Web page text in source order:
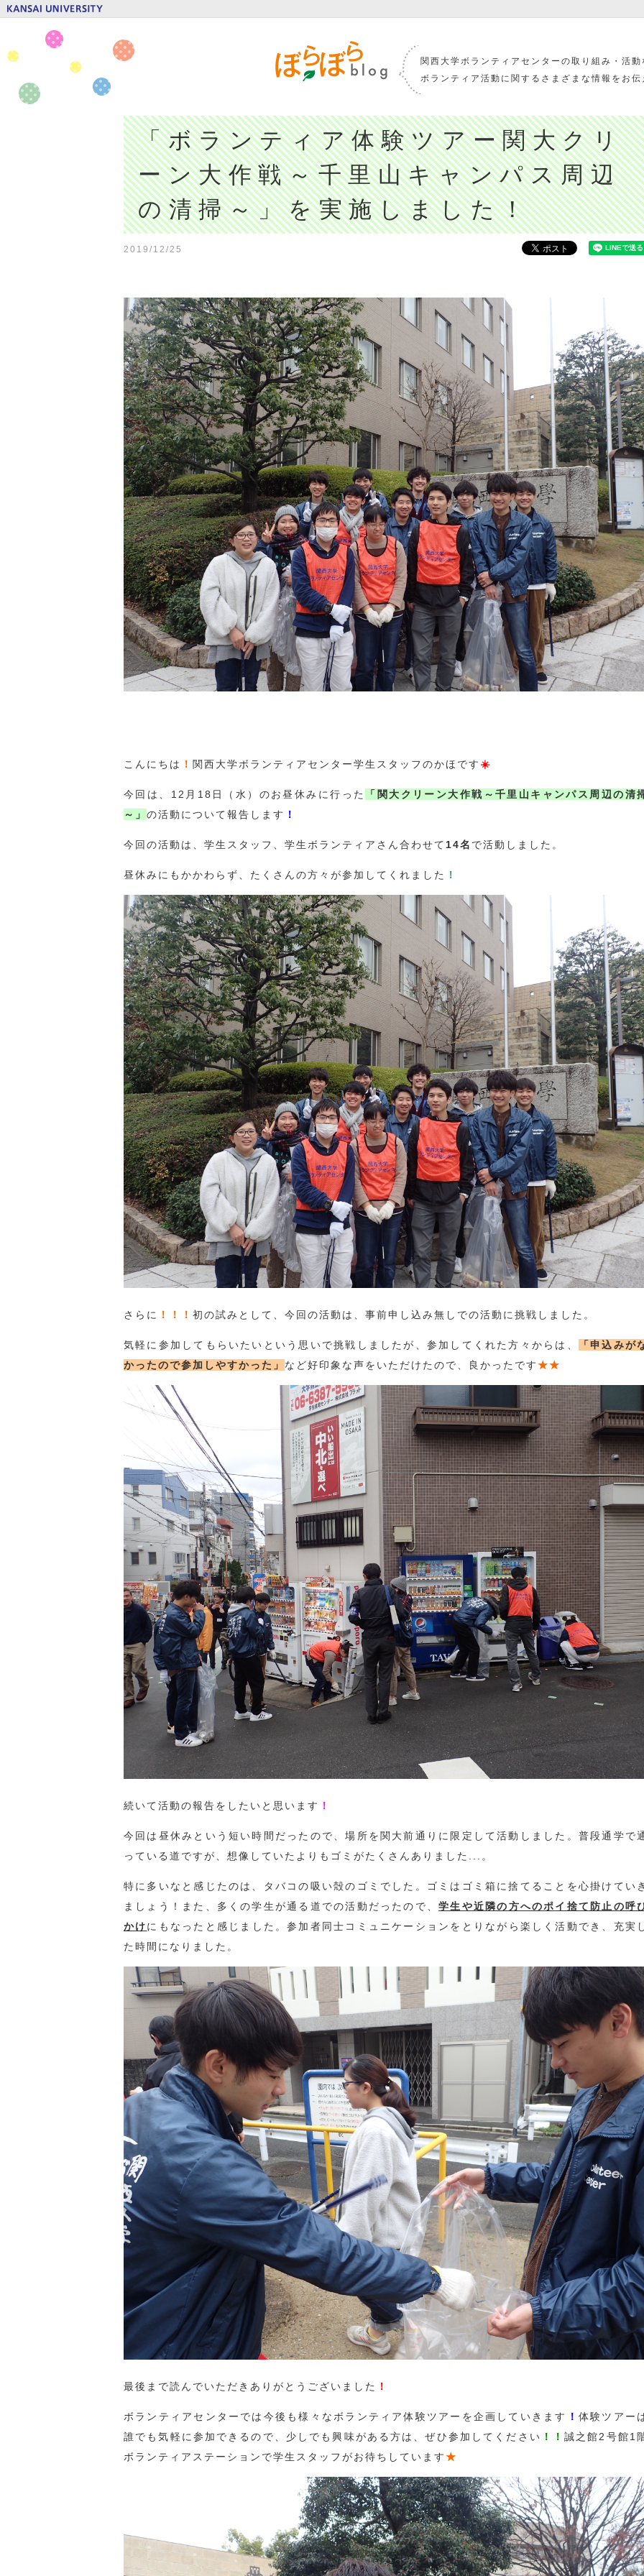
関西大学ボランティアセンターの取り組み・活動
ボランティア活動に関するさまざまな情報をお
「ボランティア体験ツアー関大クリ
ーン大作戦～千里山キャンパス周辺
の清掃～」を実施しました！
2019/12/25
こんにちは ！ 関西大学ボランティアセンター学生スタッフのかほです ☀️
今回は、12月18日（水）のお昼休みに行った
「関大クリーン大作戦～千里山キャンパス周辺の清
～」 の活動について報告します ！
今回の活動は、学生スタッフ、学生ボランティアさん合わせて 14名 で活動しました。
昼休みにもかかわらず、たくさんの方々が参加してくれました ！
さらに ！！！ 初の試みとして、今回の活動は、事前申し込み無しでの活動に挑戦しました。
気軽に参加してもらいたいという思いで挑戦しましたが、参加してくれた方々からは、
「申込みが
かったので参加しやすかった」 など好印象な声をいただけたので、良かったです★★
続いて活動の報告をしたいと思います ！
今回は昼休みという短い時間だったので、場所を関大前通りに限定して活動しました。普段通学で
っている道ですが、想像していたよりもゴミがたくさんありました...。
特に多いなと感じたのは、タバコの吸い殻のゴミでした。ゴミはゴミ箱に捨てることを心掛けてい
ましょう！また、多くの学生が通る道での活動だったので、学生や近隣の方へのポイ捨て防止の呼
かけにもなったと感じました。参加者同士コミュニケーションをとりながら楽しく活動でき、充実
た時間になりました。
最後まで読んでいただきありがとうございました ！
ボランティアセンターでは今後も様々なボランティア体験ツアーを企画していきます ！ 体験ツアー
誰でも気軽に参加できるので、少しでも興味がある方は、ぜひ参加してください ！！誠之館2号館1
ボランティアステーションで学生スタッフがお待ちしています★